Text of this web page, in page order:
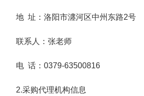
地 址：洛阳市瀍河区中州东路2号
联系人：张老师
电 话：0379-63500816
2.采购代理机构信息